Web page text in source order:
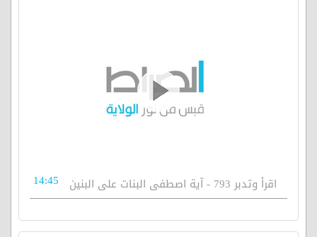
اقرأ وتدبر 793 - آية اصطفى البنات على البنين 14:45